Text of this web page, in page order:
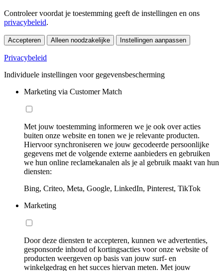
Controleer voordat je toestemming geeft de instellingen en ons
privacybeleid.
Accepteren Alleen noodzakelijke Instellingen aanpassen
Privacybeleid
Individuele instellingen voor gegevensbescherming
Marketing via Customer Match
Met jouw toestemming informeren we je ook over acties
buiten onze website en tonen we je relevante producten.
Hiervoor synchroniseren we jouw gecodeerde persoonlijke
gegevens met de volgende externe aanbieders en gebruiken
we hun online reclamekanalen als je al gebruik maakt van hun
diensten:
Bing, Criteo, Meta, Google, LinkedIn, Pinterest, TikTok
Marketing
Door deze diensten te accepteren, kunnen we advertenties,
gesponsorde inhoud of kortingsacties voor onze website of
producten weergeven op basis van jouw surf- en
winkelgedrag en het succes hiervan meten. Met jouw